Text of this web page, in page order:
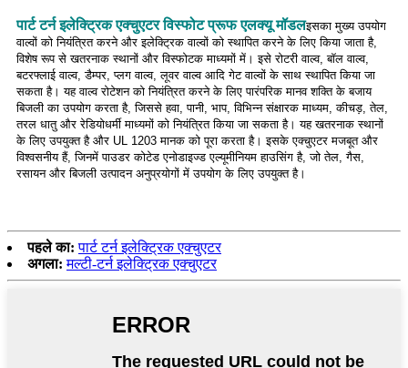
पार्ट टर्न इलेक्ट्रिक एक्चुएटर विस्फोट प्रूफ एलक्यू मॉडलइसका मुख्य उपयोग
वाल्वों को नियंत्रित करने और इलेक्ट्रिक वाल्वों को स्थापित करने के लिए किया जाता है,
विशेष रूप से खतरनाक स्थानों और विस्फोटक माध्यमों में। इसे रोटरी वाल्व, बॉल वाल्व,
बटरफ्लाई वाल्व, डैम्पर, प्लग वाल्व, लूवर वाल्व आदि गेट वाल्वों के साथ स्थापित किया जा
सकता है। यह वाल्व रोटेशन को नियंत्रित करने के लिए पारंपरिक मानव शक्ति के बजाय
बिजली का उपयोग करता है, जिससे हवा, पानी, भाप, विभिन्न संक्षारक माध्यम, कीचड़, तेल,
तरल धातु और रेडियोधर्मी माध्यमों को नियंत्रित किया जा सकता है। यह खतरनाक स्थानों
के लिए उपयुक्त है और UL 1203 मानक को पूरा करता है। इसके एक्चुएटर मजबूत और
विश्वसनीय हैं, जिनमें पाउडर कोटेड एनोडाइज्ड एल्यूमीनियम हाउसिंग है, जो तेल, गैस,
रसायन और बिजली उत्पादन अनुप्रयोगों में उपयोग के लिए उपयुक्त है।
पहले का: पार्ट टर्न इलेक्ट्रिक एक्चुएटर
अगला: मल्टी-टर्न इलेक्ट्रिक एक्चुएटर